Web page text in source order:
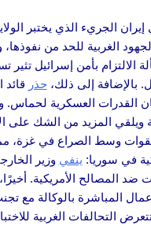
إيران الجريء الذي يختبر
الغربية للحد من
الالتزام بأمن إسرائيل تثير
بالإضافة إلى ذلك، حذر
القدرات العسكرية لحماس.
المزيد من الشك على
وسط الصراع في غزة،
في سوريا: ينفي وزير
ضد المصالح الأمريكية.
المباشرة بالوكالة مع
التحالفات الغربية